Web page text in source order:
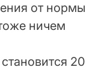
от нормы
ничем
20